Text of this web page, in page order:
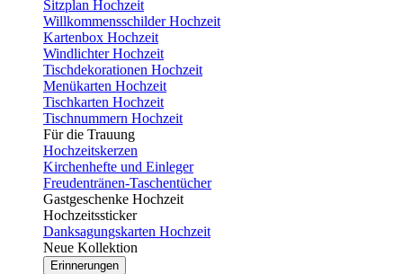
Sitzplan Hochzeit
Willkommensschilder Hochzeit
Kartenbox Hochzeit
Windlichter Hochzeit
Tischdekorationen Hochzeit
Menükarten Hochzeit
Tischkarten Hochzeit
Tischnummern Hochzeit
Für die Trauung
Hochzeitskerzen
Kirchenhefte und Einleger
Freudentränen-Taschentücher
Gastgeschenke Hochzeit
Hochzeitssticker
Danksagungskarten Hochzeit
Neue Kollektion
Erinnerungen